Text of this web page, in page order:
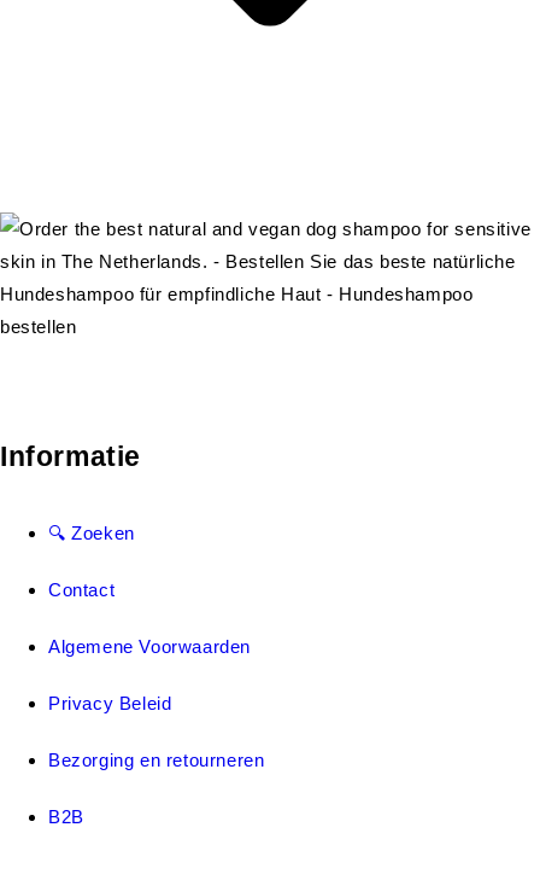
Informatie
🔍 Zoeken
Contact
Algemene Voorwaarden
Privacy Beleid
Bezorging en retourneren
B2B